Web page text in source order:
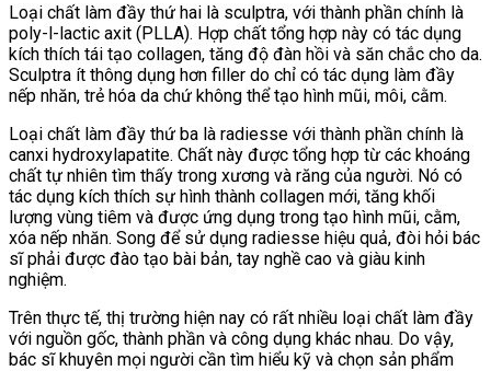
Loại chất làm đầy thứ hai là sculptra, với thành phần chính là
poly-l-lactic axit (PLLA). Hợp chất tổng hợp này có tác dụng
kích thích tái tạo collagen, tăng độ đàn hồi và săn chắc cho da.
Sculptra ít thông dụng hơn filler do chỉ có tác dụng làm đầy
nếp nhăn, trẻ hóa da chứ không thể tạo hình mũi, môi, cằm.
Loại chất làm đầy thứ ba là radiesse với thành phần chính là
canxi hydroxylapatite. Chất này được tổng hợp từ các khoáng
chất tự nhiên tìm thấy trong xương và răng của người. Nó có
tác dụng kích thích sự hình thành collagen mới, tăng khối
lượng vùng tiêm và được ứng dụng trong tạo hình mũi, cằm,
xóa nếp nhăn. Song để sử dụng radiesse hiệu quả, đòi hỏi bác
sĩ phải được đào tạo bài bản, tay nghề cao và giàu kinh
nghiệm.
Trên thực tế, thị trường hiện nay có rất nhiều loại chất làm đầy
với nguồn gốc, thành phần và công dụng khác nhau. Do vậy,
bác sĩ khuyên mọi người cần tìm hiểu kỹ và chọn sản phẩm